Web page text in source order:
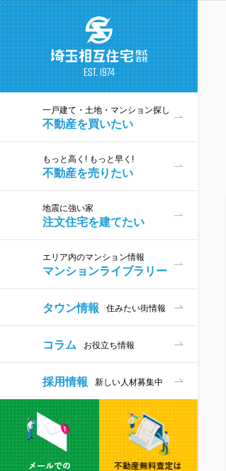
一戸建て・土地・マンション探し
不動産を買いたい
もっと高く! もっと早く!
不動産を売りたい
地震に強い家
注文住宅を建てたい
エリア内のマンション情報
マンションライブラリー
住みたい街情報
タウン情報
お役立ち情報
コラム
新しい人材募集中
採用情報